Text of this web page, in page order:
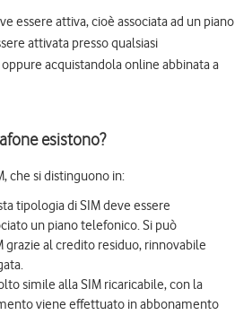
essere attiva, cioè associata ad un piano
attivata presso qualsiasi
oppure acquistandola online abbinata a
esistono?
che si distinguono in:
tipologia di SIM deve essere
un piano telefonico. Si può
grazie al credito residuo, rinnovabile
simile alla SIM ricaricabile, con la
viene effettuato in abbonamento